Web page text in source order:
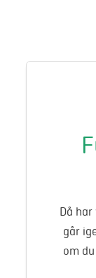
Då
går
om